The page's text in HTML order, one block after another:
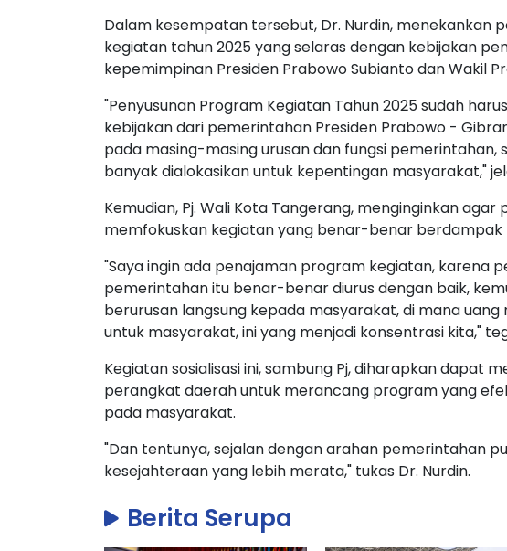
Dalam kesempatan tersebut, Dr. Nurdin, menekankan
kegiatan tahun 2025 yang selaras dengan kebijakan
kepemimpinan Presiden Prabowo Subianto dan Wakil
"Penyusunan Program Kegiatan Tahun 2025 sudah
kebijakan dari pemerintahan Presiden Prabowo -
pada masing-masing urusan dan fungsi pemerintahan,
banyak dialokasikan untuk kepentingan masyarakat,"
Kemudian, Pj. Wali Kota Tangerang, menginginkan
memfokuskan kegiatan yang benar-benar
"Saya ingin ada penajaman program kegiatan, karena
pemerintahan itu benar-benar diurus dengan baik,
berurusan langsung kepada masyarakat, di mana
untuk masyarakat, ini yang menjadi konsentrasi kita,"
Kegiatan sosialisasi ini, sambung Pj, diharapkan dapat
perangkat daerah untuk merancang program yang
pada masyarakat.
"Dan tentunya, sejalan dengan arahan pemerintahan
kesejahteraan yang lebih merata," tukas Dr. Nurdin.
Berita Serupa